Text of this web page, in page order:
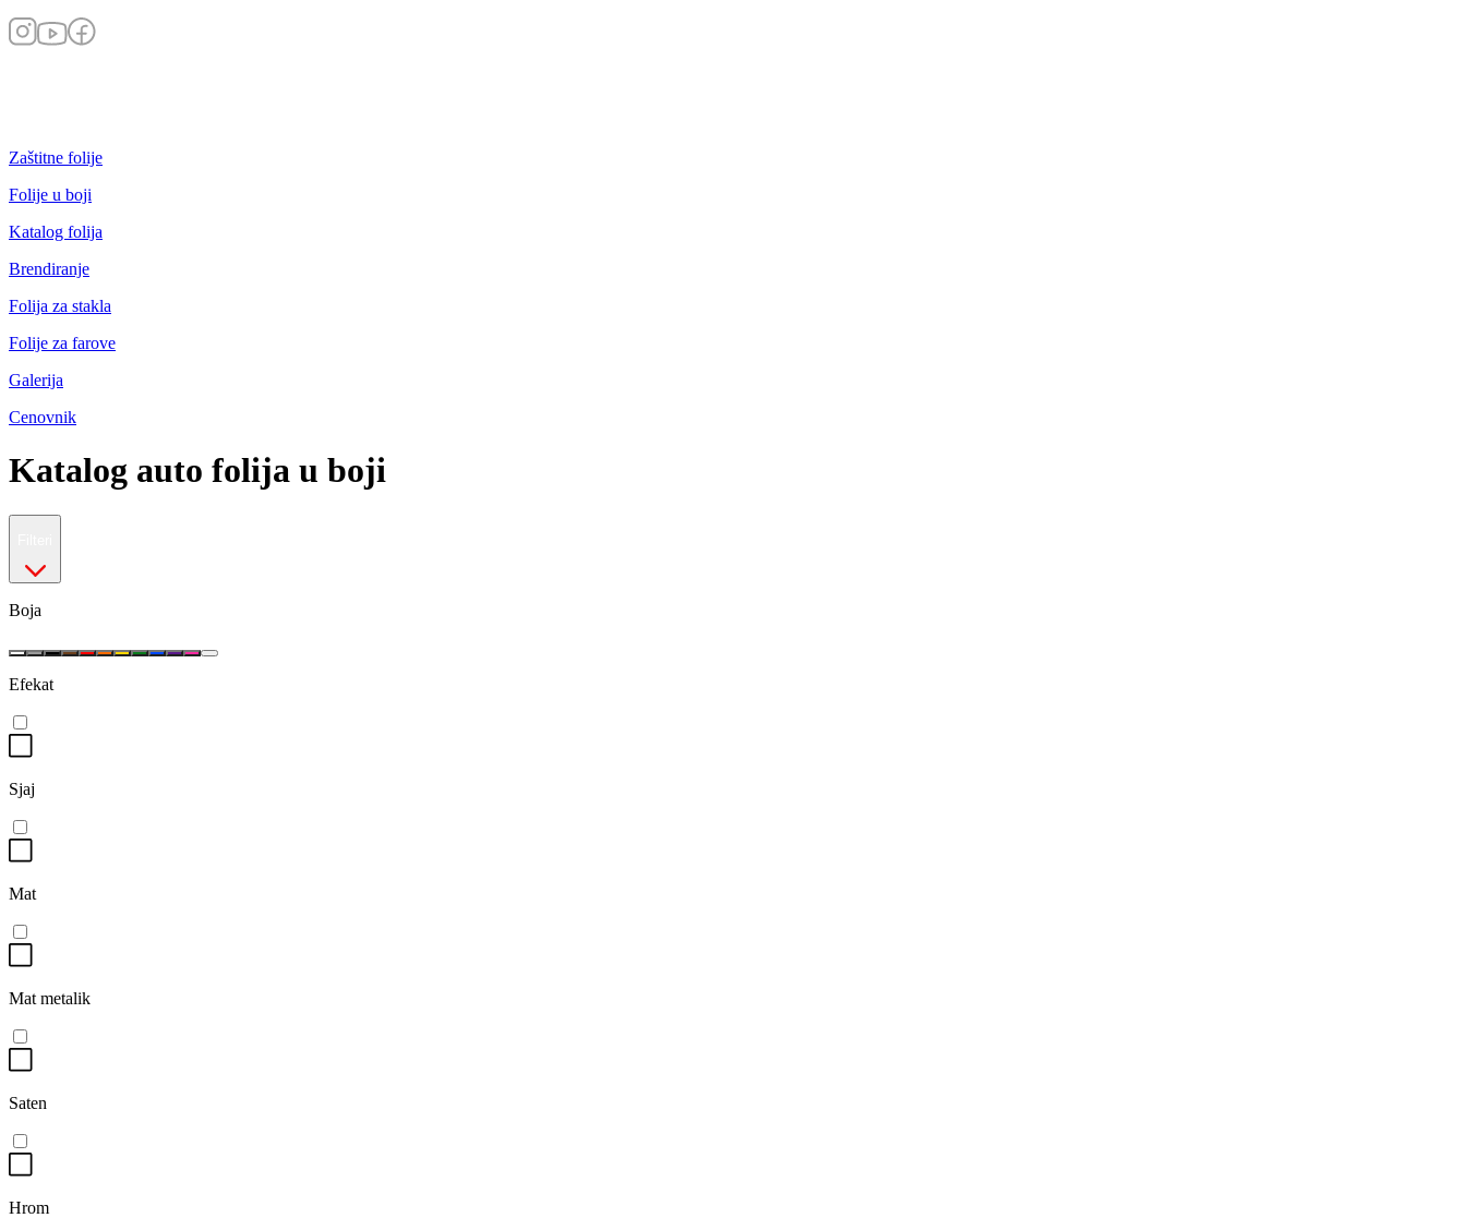
Zaštitne folije
Folije u boji
Katalog folija
Brendiranje
Folija za stakla
Folije za farove
Galerija
Cenovnik
Katalog auto folija u boji
Boja
Efekat
Sjaj
Mat
Mat metalik
Saten
Hrom